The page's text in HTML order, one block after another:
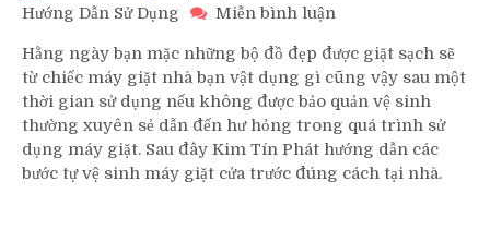
Hướng Dẫn Sử Dụng
Miễn bình luận
bước
tự
vệ
sinh
máy
giặt
Hằng ngày bạn mặc những bộ đồ đẹp được giặt sạch sẽ
từ chiếc máy giặt nhà bạn vật dụng gì cũng vậy sau một
thời gian sử dụng nếu không được bảo quản vệ sinh
thường xuyên sẻ dẫn đến hư hỏng trong quá trình sử
dụng máy giặt. Sau đây Kim Tín Phát hướng dẫn các
bước tự vệ sinh máy giặt cửa trước đúng cách tại nhà.